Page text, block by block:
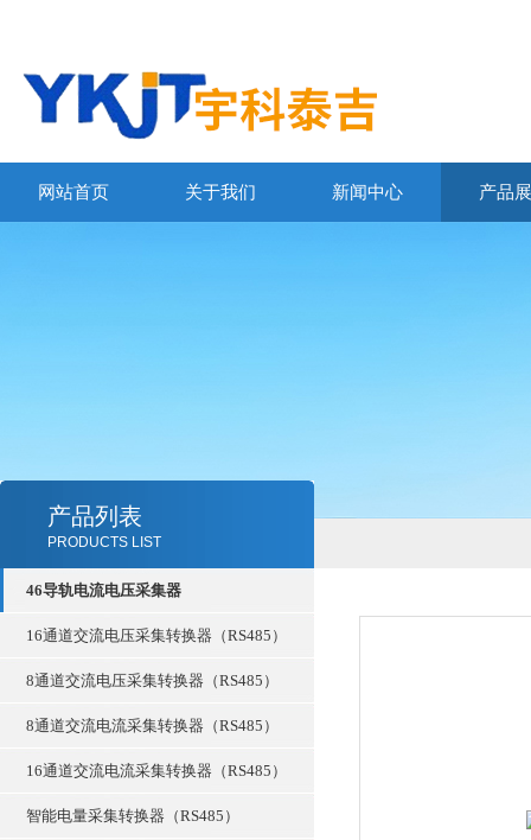
网站首页 关于我们 新闻中心 产品
产品列表
PRODUCTS LIST
46导轨电流电压采集器
16通道交流电压采集转换器（RS485）
8通道交流电压采集转换器（RS485）
8通道交流电流采集转换器（RS485）
16通道交流电流采集转换器（RS485）
智能电量采集转换器（RS485）